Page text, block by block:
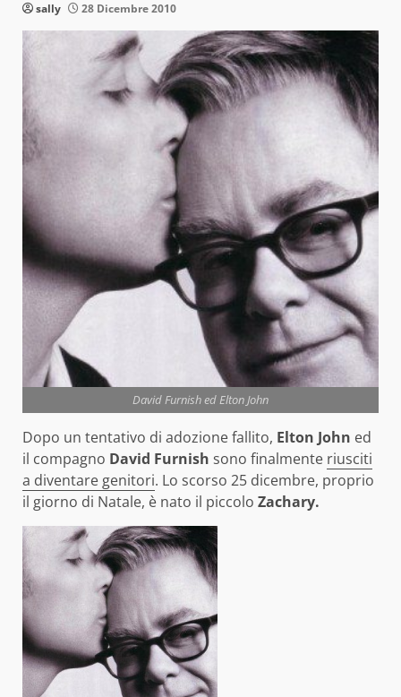
sally 28 Dicembre 2010
David Furnish ed Elton John
Dopo un tentativo di adozione fallito, Elton John ed
il compagno David Furnish sono finalmente riusciti
a diventare genitori. Lo scorso 25 dicembre, proprio
il giorno di Natale, è nato il piccolo Zachary.